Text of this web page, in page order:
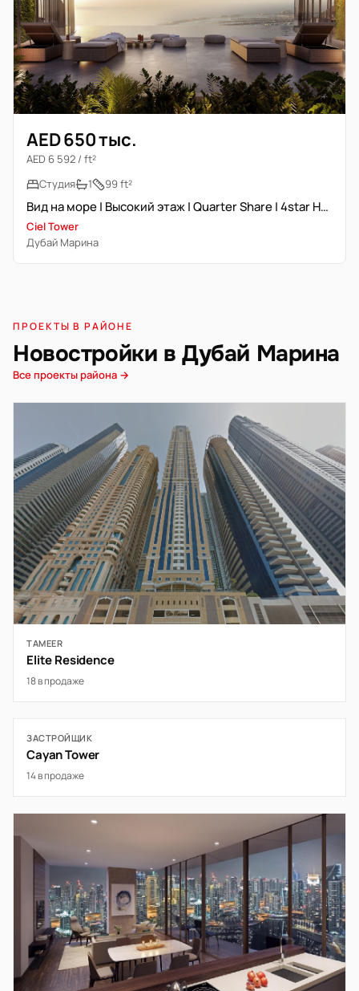
AED 650 тыс.
AED 6 592 / ft²
Студия
1 99 ft²
Вид на море | Высокий этаж | Quarter Share | 4star Hotel Unit
Ciel Tower
Дубай Марина
ПРОЕКТЫ В РАЙОНЕ
Новостройки в Дубай Марина
Все проекты района →
TAMEER
Elite Residence
18 в продаже
ЗАСТРОЙЩИК
Cayan Tower
14 в продаже